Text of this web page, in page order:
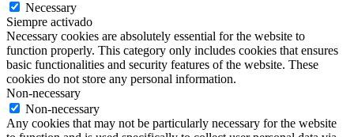
Necessary
Siempre activado
Necessary cookies are absolutely essential for the website to
function properly. This category only includes cookies that ensures
basic functionalities and security features of the website. These
cookies do not store any personal information.
Non-necessary
Non-necessary
Any cookies that may not be particularly necessary for the website